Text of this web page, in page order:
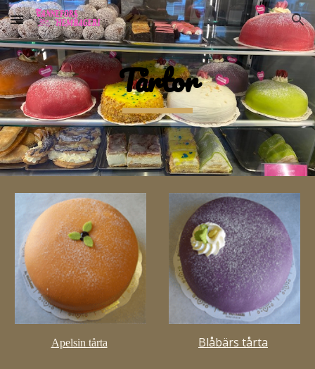
Skip to main content Skip to navigation
Tårtor
Apelsin tårta Blåbärs tårta